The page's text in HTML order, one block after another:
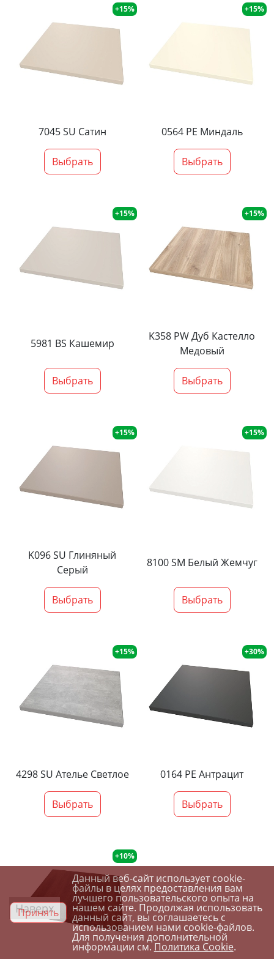
+15%
7045 SU Сатин
Выбрать
+15%
0564 PE Миндаль
Выбрать
+15%
5981 BS Кашемир
Выбрать
+15%
K358 PW Дуб Кастелло
Медовый
Выбрать
+15%
K096 SU Глиняный
Серый
Выбрать
+15%
8100 SM Белый Жемчуг
Выбрать
+15%
4298 SU Ателье Светлое
Выбрать
+30%
0164 PE Антрацит
Выбрать
+10%
Наверх
Принять
Данный веб-сайт использует cookie-
файлы в целях предоставления вам
лучшего пользовательского опыта на
нашем сайте. Продолжая использовать
данный сайт, вы соглашаетесь с
использованием нами cookie-файлов.
Для получения дополнительной
информации см.Политика Cookie.